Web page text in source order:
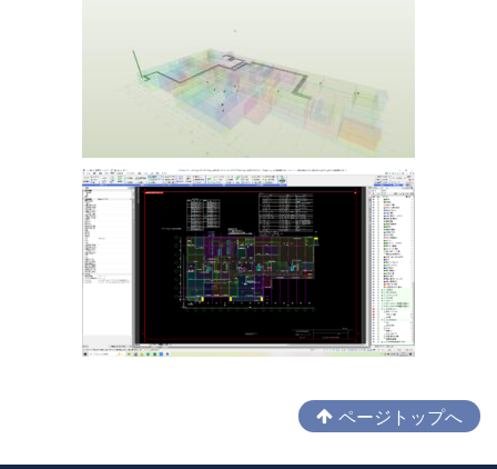
ページトップへ